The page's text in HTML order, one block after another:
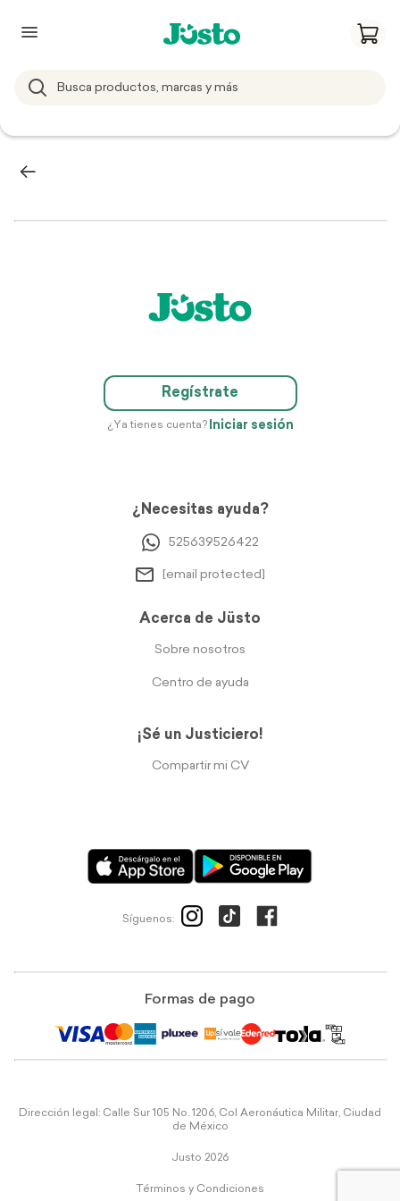
Regístrate
¿Ya tienes cuenta? Iniciar sesión
¿Necesitas ayuda?
525639526422
[email protected]
Acerca de Jüsto
Sobre nosotros
Centro de ayuda
¡Sé un Justiciero!
Compartir mi CV
Síguenos:
Formas de pago
Dirección legal: Calle Sur 105 No. 1206, Col Aeronáutica Militar, Ciudad
de México
Justo 2026
Términos y Condiciones